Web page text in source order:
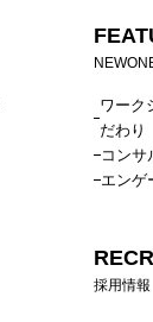
ワーク
だわり
コンサ
エンゲ
採用情報